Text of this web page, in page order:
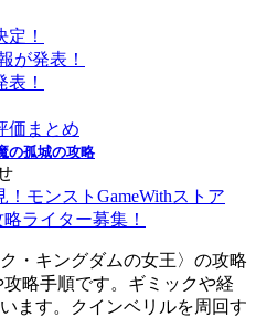
！
が発表！
！
価まとめ
の孤城の攻略
モンストGameWithストア
ライター募集！
・キングダムの女王〉の攻略
略手順です。ギミックや経
ます。クインベリルを周回す